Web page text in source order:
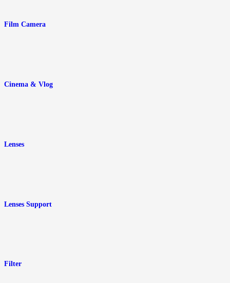
Film Camera
Cinema & Vlog
Lenses
Lenses Support
Filter